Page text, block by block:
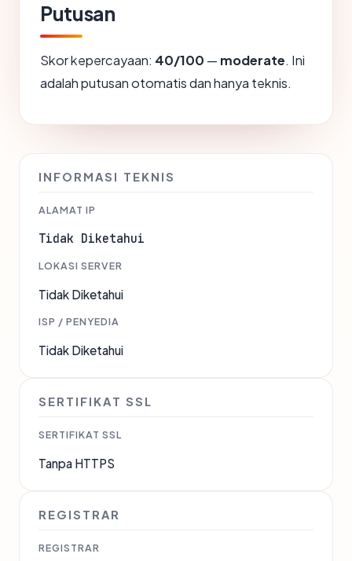
Putusan
Skor kepercayaan: 40/100 — moderate. Ini
adalah putusan otomatis dan hanya teknis.
INFORMASI TEKNIS
ALAMAT IP
Tidak Diketahui
LOKASI SERVER
Tidak Diketahui
ISP / PENYEDIA
Tidak Diketahui
SERTIFIKAT SSL
SERTIFIKAT SSL
Tanpa HTTPS
REGISTRAR
REGISTRAR